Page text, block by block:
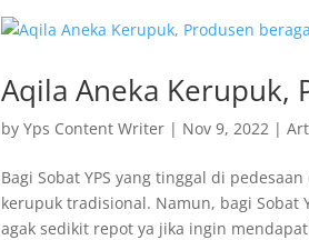
Aqila Aneka Kerupuk,
byYps Content Writer | Nov 9, 2022 |
Bagi Sobat YPS yang tinggal di
kerupuk tradisional. Namun, bagi Sobat
agak sedikit repot ya jika ingin